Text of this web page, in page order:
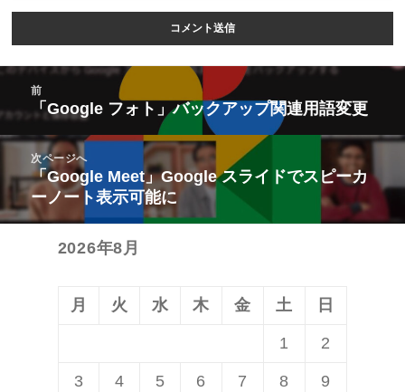
投
ゲ
ー
前
前
の
投
稿:
「Google フォト」バックアップ関連用語変更
次ページへ
次
の
「Google Meet」Google スライドでスピーカ
ーノート表示可能に
2026年8月
月 火 水 木 金 土 日
1 2
3 4 5 6 7 8 9